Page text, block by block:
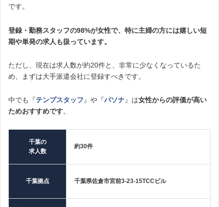
です。
登録・勤務スタッフの98%が女性で、特に主婦の方には嬉しい短
期や単発の求人も扱っています。
ただし、現在は求人数が約20件と、非常に少なくなっているた
め、まずは大手派遣会社に登録すべきです。
中でも『テンプスタッフ 』や『パソナ』は女性からの評価が高い
ためおすすめです。
千葉の
求人数
約30件
千葉拠点 千葉県佐倉市宮前3-23-15TCCビル